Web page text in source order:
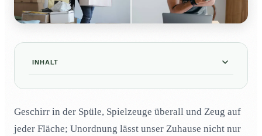
INHALT
Fotos weglegen
02Achten Sie auf die Spüle
03Die Kühlschranktür leer halten
Geschirr in der Spüle, Spielzeuge überall und Zeug auf
jeder Fläche; Unordnung lässt unser Zuhause nicht nur